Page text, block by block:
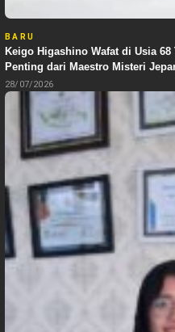
BARU
Keigo Higashino Wafat di Usia 68
Penting dari Maestro Misteri
28/07/2026